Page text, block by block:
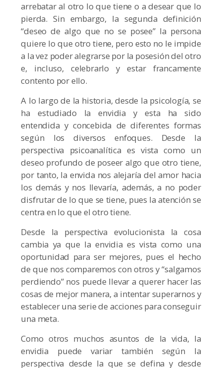
arrebatar al otro lo que tiene o a desear que lo
pierda. Sin embargo, la segunda definición
“deseo de algo que no se posee” la persona
quiere lo que otro tiene, pero esto no le impide
a la vez poder alegrarse por la posesión del otro
e, incluso, celebrarlo y estar francamente
contento por ello.
A lo largo de la historia, desde la psicología, se
ha estudiado la envidia y esta ha sido
entendida y concebida de diferentes formas
según los diversos enfoques. Desde la
perspectiva psicoanalítica es vista como un
deseo profundo de poseer algo que otro tiene,
por tanto, la envida nos alejaría del amor hacia
los demás y nos llevaría, además, a no poder
disfrutar de lo que se tiene, pues la atención se
centra en lo que el otro tiene.
Desde la perspectiva evolucionista la cosa
cambia ya que la envidia es vista como una
oportunidad para ser mejores, pues el hecho
de que nos comparemos con otros y “salgamos
perdiendo” nos puede llevar a querer hacer las
cosas de mejor manera, a intentar superarnos y
establecer una serie de acciones para conseguir
una meta.
Como otros muchos asuntos de la vida, la
envidia puede variar también según la
perspectiva desde la que se defina y desde